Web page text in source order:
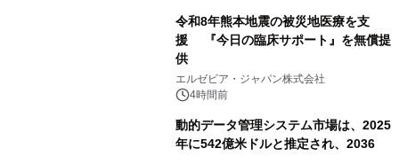
令和8年熊本地震の被災地医療を支
援 『今日の臨床サポート』を無償提
供
エルゼビア・ジャパン株式会社
4時間前
動的データ管理システム市場は、2025
年に542億米ドルと推定され、2036